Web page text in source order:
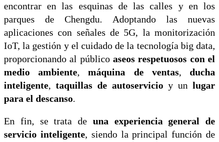
encontrar en las esquinas de las calles y en los
parques de Chengdu. Adoptando las nuevas
aplicaciones con señales de 5G, la monitorización
IoT, la gestión y el cuidado de la tecnología big data,
proporcionando al público aseos respetuosos con el
medio ambiente,máquina de ventas,ducha
inteligente, taquillas de autoservicio y un lugar
para el descanso.
En fin, se trata de una experiencia general de
servicio inteligente, siendo la principal función de